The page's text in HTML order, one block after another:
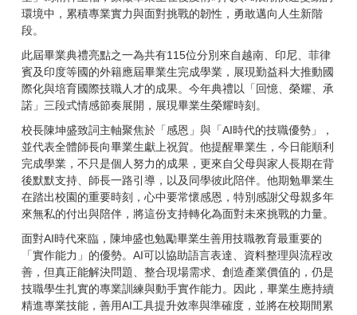
會議資訊
表單下載
FQA (常見Q&A)
法規審查委員會
環境中，累積專業實力與面對挑戰的韌性，勇敢邁向人生新階
段。
此屆畢業典禮亮點之一為共有115位分別來自越南、印尼、菲律
賓及印度等國的外籍應屆畢業生完成學業，展現勤益科大推動國
際化與培育國際技職人才的成果。今年典禮以「回憶、榮耀、承
諾」三段式情感節奏展開，展現畢業生榮耀時刻。
校長陳坤盛致詞主軸聚焦於「感恩」與「AI時代的技職優勢」，
並代表全體師長向畢業生獻上祝賀。他提醒畢業生，今日能順利
完成學業，不只是個人努力的成果，更來自父母與家人長期在背
後默默支持、師長一路引導，以及同學彼此陪伴。他期勉畢業生
在踏出校園的重要時刻，心中要常懷感恩，特別感謝父母親多年
來無私的付出與陪伴，將這份支持轉化為面對未來挑戰的力量。
面對AI時代來臨，陳坤盛也勉勵畢業生善用技職教育最重要的
「實作能力」的優勢。AI可以協助語言表達、資料整理與流程改
善，但真正能解決問題、整合現場需求、創造產業價值的，仍是
技職學生扎實的專業訓練與動手實作能力。因此，畢業生應持續
精進專業技能，善用AI工具提升效率與準確度，並將在校期間累